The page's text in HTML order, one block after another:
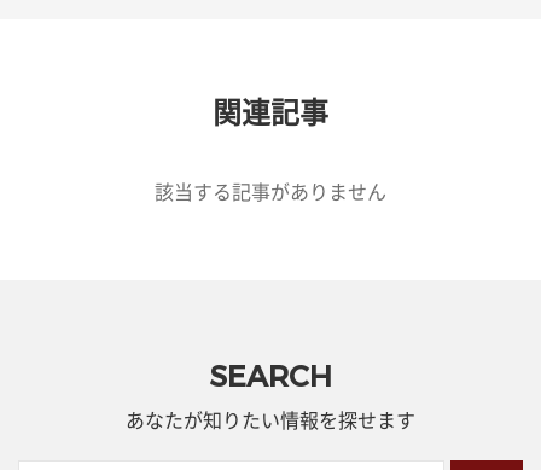
関連記事
該当する記事がありません
SEARCH
あなたが知りたい情報を探せます